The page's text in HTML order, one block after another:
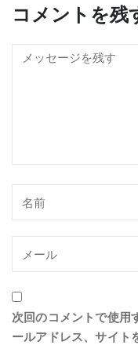
コメントを残
次回のコメントで使用
ールアドレス、サイト